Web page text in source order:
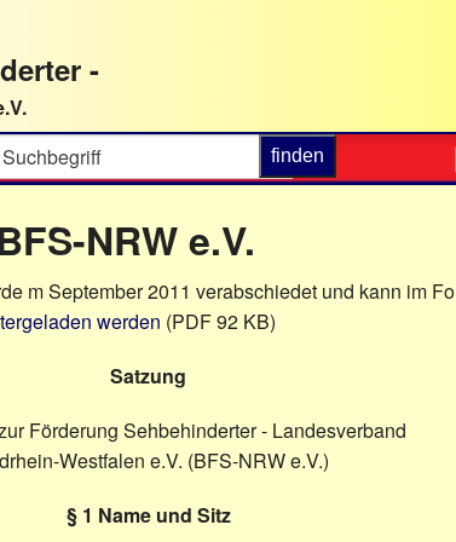
-
NRW e.V.
m September 2011 verabschiedet und kann im
werden (PDF 92 KB)
Satzung
Förderung Sehbehinderter - Landesverband
Westfalen e.V. (BFS-NRW e.V.)
§ 1 Name und Sitz